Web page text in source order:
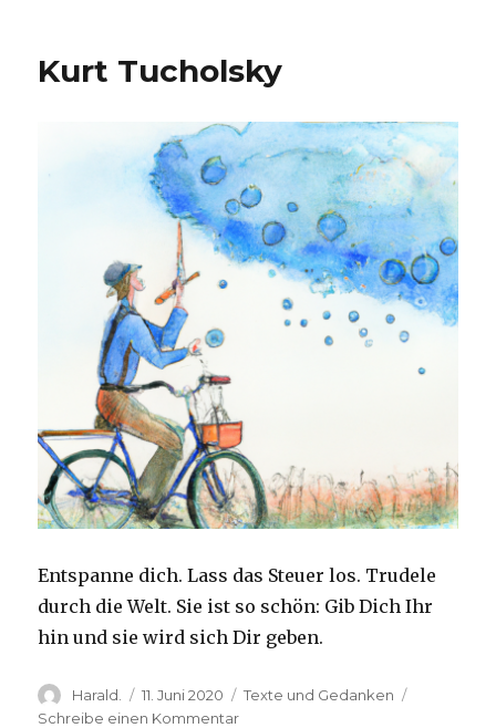
Kurt Tucholsky
Entspanne dich. Lass das Steuer los. Trudele
durch die Welt. Sie ist so schön: Gib Dich Ihr
hin und sie wird sich Dir geben.
Autor
Harald.
Veröffentlicht
am
11. Juni 2020 Kategorien
Texte und Gedanken
Schreibe einen Kommentarzu